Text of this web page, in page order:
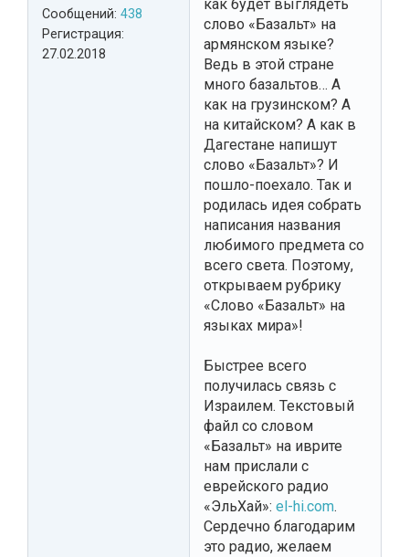
Сообщений: 438
Регистрация:
27.02.2018
как будет выглядеть
слово «Базальт» на
армянском языке?
Ведь в этой стране
много базальтов… А
как на грузинском? А
на китайском? А как в
Дагестане напишут
слово «Базальт»? И
пошло-поехало. Так и
родилась идея собрать
написания названия
любимого предмета со
всего света. Поэтому,
открываем рубрику
«Слово «Базальт» на
языках мира»!
Быстрее всего
получилась связь с
Израилем. Текстовый
файл со словом
«Базальт» на иврите
нам прислали с
еврейского радио
«ЭльХай»: el-hi.com.
Сердечно благодарим
это радио, желаем